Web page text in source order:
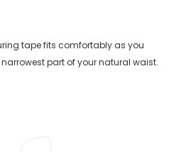
tape fits comfortably as you
part of your natural waist.